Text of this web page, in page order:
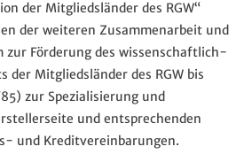
der Mitgliedsländer des RGW“
der weiteren Zusammenarbeit und
zur Förderung des wissenschaftlich-
der Mitgliedsländer des RGW bis
zur Spezialisierung und
und entsprechenden
und Kreditvereinbarungen.